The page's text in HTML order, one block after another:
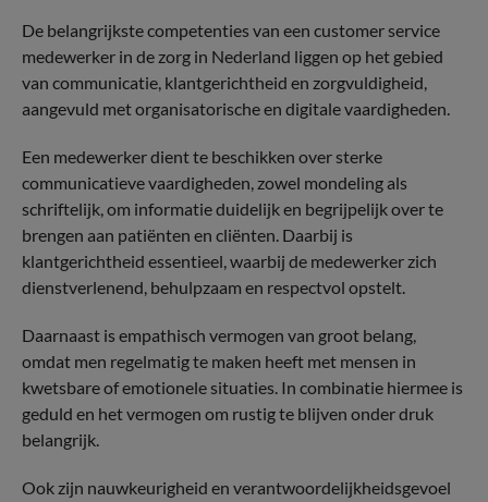
De belangrijkste competenties van een customer service
medewerker in de zorg in Nederland liggen op het gebied
van communicatie, klantgerichtheid en zorgvuldigheid,
aangevuld met organisatorische en digitale vaardigheden.
Een medewerker dient te beschikken over sterke
communicatieve vaardigheden, zowel mondeling als
schriftelijk, om informatie duidelijk en begrijpelijk over te
brengen aan patiënten en cliënten. Daarbij is
klantgerichtheid essentieel, waarbij de medewerker zich
dienstverlenend, behulpzaam en respectvol opstelt.
Daarnaast is empathisch vermogen van groot belang,
omdat men regelmatig te maken heeft met mensen in
kwetsbare of emotionele situaties. In combinatie hiermee is
geduld en het vermogen om rustig te blijven onder druk
belangrijk.
Ook zijn nauwkeurigheid en verantwoordelijkheidsgevoel